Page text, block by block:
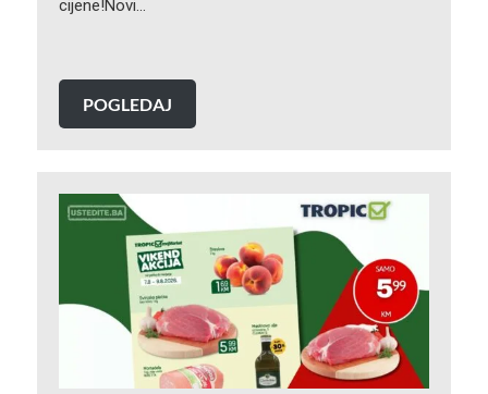
cijene!Novi…
POGLEDAJ